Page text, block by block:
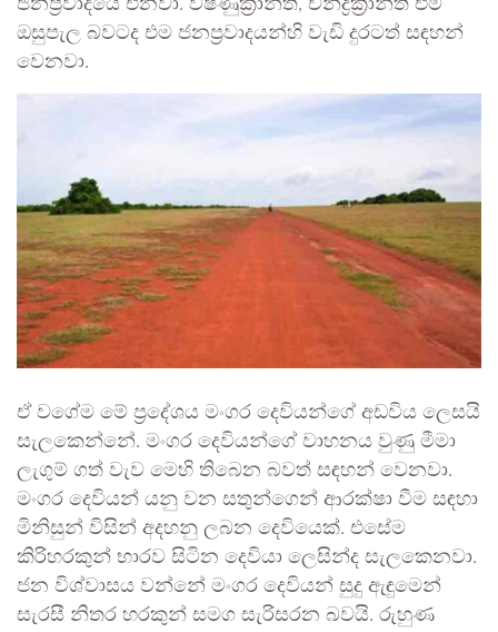
ජනප්‍රවාදයේ එනවා. විෂ්ණුක්‍රාන්ති, චන්ද්‍රක්‍රාන්ති එම
ඔසුපැල බවටද එම ජනප්‍රවාදයන්හි වැඩි දුරටත් සඳහන්
වෙනවා.
ඒ වගේම මේ ප්‍රදේශය මංගර දෙවියන්ගේ අඩවිය ලෙසයි
සැලකෙන්නේ. මංගර දෙවියන්ගේ වාහනය වුණු මීමා
ලැගුම් ගත් වැව මෙහි තිබෙන බවත් සඳහන් වෙනවා.
මංගර දෙවියන් යනු වන සතුන්ගෙන් ආරක්ෂා වීම සඳහා
මිනිසුන් විසින් අදහනු ලබන දෙවියෙක්. එසේම
කිරිහරකුන් භාරව සිටින දෙවියා ලෙසින්ද සැලකෙනවා.
ජන විශ්වාසය වන්නේ මංගර දෙවියන් සුදු ඇඳුමෙන්
සැරසී නිතර හරකුන් සමග සැරිසරන බවයි. රුහුණ